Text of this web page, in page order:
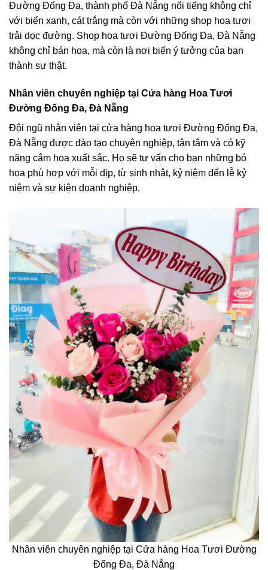
Đường Đống Đa, thành phố Đà Nẵng nổi tiếng không chỉ
với biển xanh, cát trắng mà còn với những shop hoa tươi
trải dọc đường. Shop hoa tươi Đường Đống Đa, Đà Nẵng
không chỉ bán hoa, mà còn là nơi biến ý tưởng của bạn
thành sự thật.
Nhân viên chuyên nghiệp tại Cửa hàng Hoa Tươi
Đường Đống Đa, Đà Nẵng
Đội ngũ nhân viên tại cửa hàng hoa tươi Đường Đống Đa,
Đà Nẵng được đào tạo chuyên nghiệp, tận tâm và có kỹ
năng cắm hoa xuất sắc. Họ sẽ tư vấn cho bạn những bó
hoa phù hợp với mỗi dịp, từ sinh nhật, kỷ niệm đến lễ kỷ
niệm và sự kiện doanh nghiệp.
Nhân viên chuyên nghiệp tại Cửa hàng Hoa Tươi Đường
Đống Đa, Đà Nẵng